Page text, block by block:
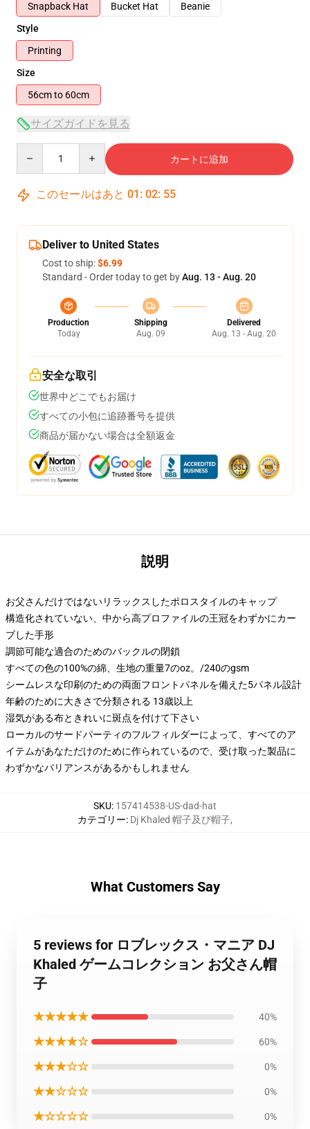
Snapback Hat
Bucket Hat
Beanie
Style
Printing
Size
56cm to 60cm
サイズガイドを見る
カートに追加
このセールはあと 01 : 02: 55
Deliver to United States
Cost to ship:$6.99
Standard - Order today to get byAug. 13 - Aug. 20
Production
Today
Shipping
Aug. 09
Delivered
Aug. 13 - Aug. 20
安全な取引
世界中どこでもお届け
すべての小包に追跡番号を提供
商品が届かない場合は全額返金
説明
お父さんだけではないリラックスしたポロスタイルのキャップ
構造化されていない、中から高プロファイルの王冠をわずかにカー
ブした手形
調節可能な適合のためのバックルの閉鎖
すべての色の100%の綿、生地の重量7のoz。/240のgsm
シームレスな印刷のための両面フロントパネルを備えた5パネル設計
年齢のために大きさで分類される 13歳以上
湿気がある布ときれいに斑点を付けて下さい
ローカルのサードパーティのフルフィルダーによって、すべてのア
イテムがあなただけのために作られているので、受け取った製品に
わずかなバリアンスがあるかもしれません
SKU: 157414538-US-dad-hat
カテゴリー: Dj Khaled 帽子及び帽子,
What Customers Say
5 reviews for ロブレックス・マニア DJ
Khaled ゲームコレクション お父さん帽
子
★★★★★ 40%
★★★★☆ 60%
★★★☆☆ 0%
★★☆☆☆ 0%
★☆☆☆☆ 0%